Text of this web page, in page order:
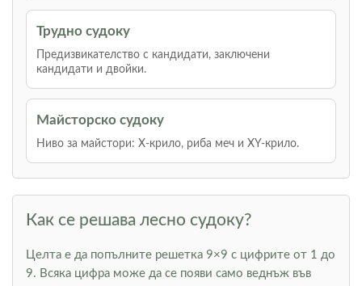
Трудно судоку
Предизвикателство с кандидати, заключени
кандидати и двойки.
Майсторско судоку
Ниво за майстори: Х-крило, риба меч и XY-крило.
Как се решава лесно судоку?
Целта е да попълните решетка 9×9 с цифрите от 1 до
9. Всяка цифра може да се появи само веднъж във